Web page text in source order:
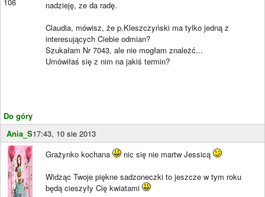
Do góry
nadzieję, ze da radę.
Claudia, mówisz, że p.Kleszczyński ma tylko jedną z
interesujących Ciebie odmian?
Szukałam Nr 7043, ale nie mogłam znależć...
Umówiłaś się z nim na jakiś termin?
Ania_S17:43, 10 sie 2013
Grażynko kochana
nic się nie martw Jessicą
Widząc Twoje piękne sadzoneczki to jeszcze w tym roku
będą cieszyły Cię kwiatami